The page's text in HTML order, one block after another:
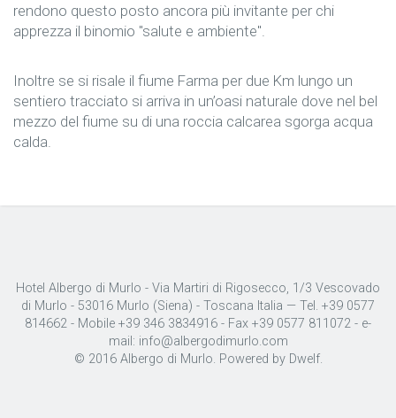
rendono questo posto ancora più invitante per chi
apprezza il binomio "salute e ambiente".
Inoltre se si risale il fiume Farma per due Km lungo un
sentiero tracciato si arriva in un’oasi naturale dove nel bel
mezzo del fiume su di una roccia calcarea sgorga acqua
calda.
Hotel Albergo di Murlo - Via Martiri di Rigosecco, 1/3 Vescovado
di Murlo - 53016 Murlo (Siena) - Toscana Italia — Tel. +39 0577
814662 - Mobile +39 346 3834916 - Fax +39 0577 811072 - e-
mail: info@albergodimurlo.com
© 2016 Albergo di Murlo. Powered by Dwelf.